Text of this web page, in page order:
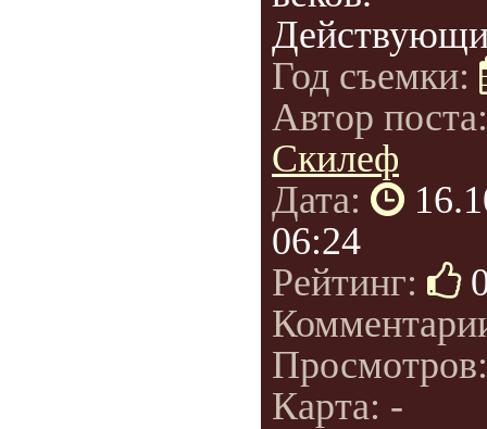
Год съемки:
Автор
Скилеф
Дата:
06:24
Рейтинг:
Карта: -